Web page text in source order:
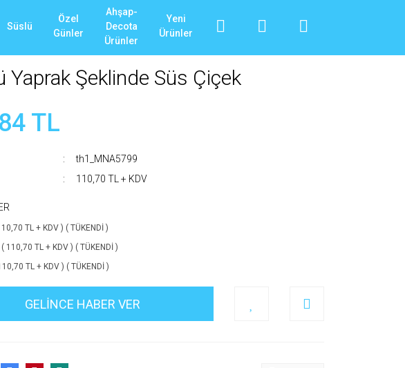
Süslü
Özel
Günler
Ahşap-
Decota
Ürünler
Yeni
Ürünler
Yaprak Şeklinde Süs Çiçek
TL
th1_MNA5799
110,70 TL + KDV
TL + KDV ) ( TÜKENDİ )
110,70 TL + KDV ) ( TÜKENDİ )
TL + KDV ) ( TÜKENDİ )
GELİNCE HABER VER